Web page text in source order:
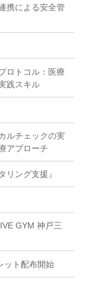
携による安全管
ロトコル：医療
践スキル
ルチェックの実
アプローチ
リング支援』
GYM 神戸三
ット配布開始